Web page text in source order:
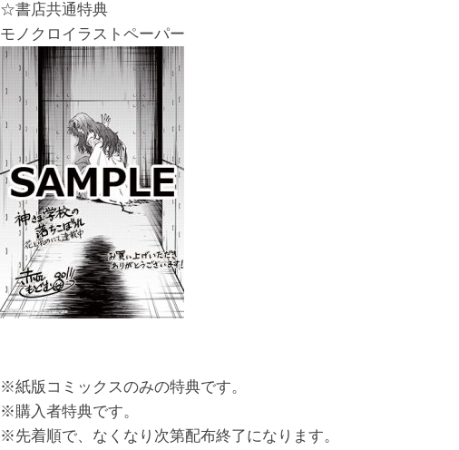
☆書店共通特典
モノクロイラストペーパー
※紙版コミックスのみの特典です。
※購入者特典です。
※先着順で、なくなり次第配布終了になります。